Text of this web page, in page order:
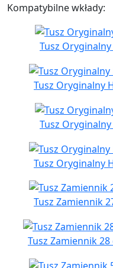
Kompatybilne wkłady:
Tusz Oryginalny
Tusz Oryginalny
Tusz Oryginalny
Tusz Oryginalny
Tusz Zamiennik
Tusz Zamiennik